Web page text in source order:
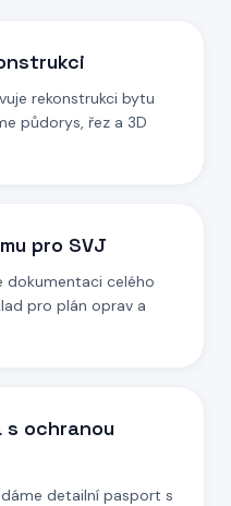
rekonstrukci bytu
půdorys, řez a 3D
pro SVJ
dokumentaci celého
pro plán oprav a
ochranou
detailní pasport s